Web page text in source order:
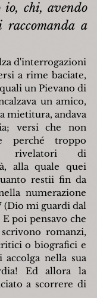
io, chi, avendo
a
d'interrogazioni
a rime baciate,
un Pievano di
un amico,
mietitura, andava
versi che non
perché troppo
rivelatori di
alla quale quei
restii fin da
numerazione
(Dio mi guardi dal
poi pensavo che
romanzi,
o biografici e
nella sua
Ed allora la
a scorrere di